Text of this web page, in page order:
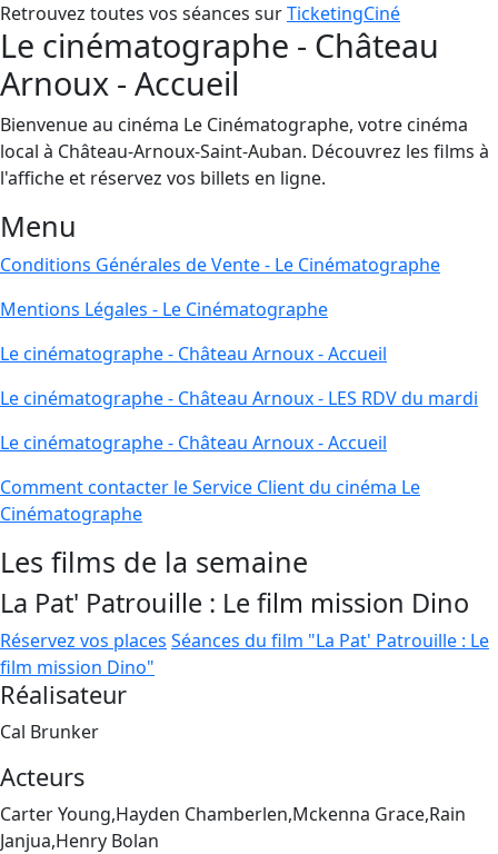
Retrouvez toutes vos séances surTicketingCiné
Le cinématographe - Château
Arnoux - Accueil
Bienvenue au cinéma Le Cinématographe, votre cinéma
local à Château-Arnoux-Saint-Auban. Découvrez les films à
l'affiche et réservez vos billets en ligne.
Menu
Conditions Générales de Vente - Le Cinématographe
Mentions Légales - Le Cinématographe
Le cinématographe - Château Arnoux - Accueil
Le cinématographe - Château Arnoux - LES RDV du mardi
Le cinématographe - Château Arnoux - Accueil
Comment contacter le Service Client du cinéma Le
Cinématographe
Les films de la semaine
La Pat' Patrouille : Le film mission Dino
Réservez vos places Séances du film "La Pat' Patrouille : Le
film mission Dino"
Réalisateur
Cal Brunker
Acteurs
Carter Young,Hayden Chamberlen,Mckenna Grace,Rain
Janjua,Henry Bolan